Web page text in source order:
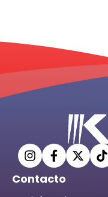
Contacto